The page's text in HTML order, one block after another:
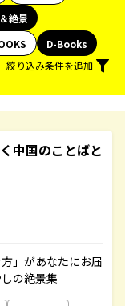
絶景
D-Books
絞り込み条件を追加
中国のことばと
」があなたにお届
の絶景集